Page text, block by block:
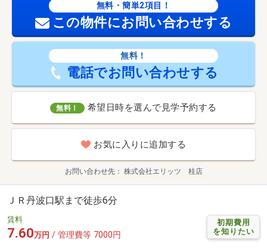
無料・簡単2項目！
この物件にお問い合わせする
無料！
電話でお問い合わせする
無料！ 希望日時を選んで見学予約する
お気に入りに追加する
お問い合わせ先 株式会社エリッツ 桂店
ＪＲ丹波口駅まで徒歩6分
初期費用
を知りたい
賃料
7.60万円 / 管理費等 7000円